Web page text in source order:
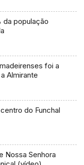
da população
foi a
Almirante
do Funchal
Nossa Senhora